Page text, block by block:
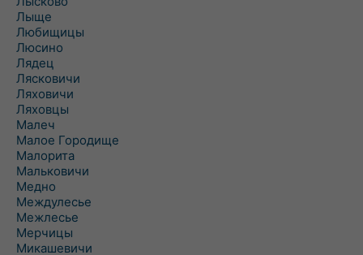
Лыще
Любищицы
Люсино
Лядец
Лясковичи
Ляховичи
Ляховцы
Малеч
Малое Городище
Малорита
Мальковичи
Медно
Междулесье
Межлесье
Мерчицы
Микашевичи